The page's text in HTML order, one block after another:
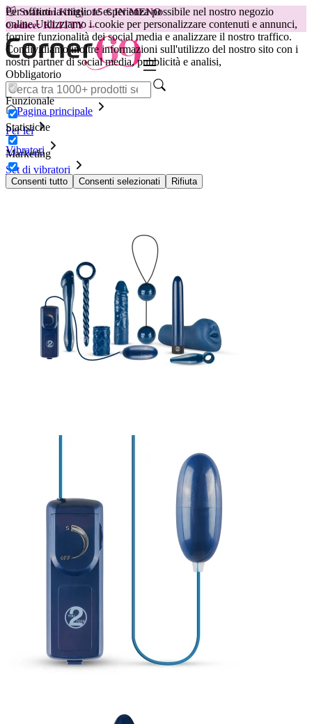
Per offrirti la migliore esperienza possibile nel nostro negozio
online.Utilizziamo i cookie per personalizzare contenuti e annunci,
fornire funzionalità dei social media e analizzare il nostro traffico.
Condividiamo inoltre informazioni sull'utilizzo del nostro sito con i
nostri partner di social media, pubblicità e analisi,
Obbligatorio
Funzionale
Statistiche
Marketing
Consenti tutto Consenti selezionati Rifiuta
😽Svakom Klitty: 15 € IN MENO
Codice: KLITTY →
Pagina principale
Per lei
Vibratori
Set di vibratori
Set Midnight Blue